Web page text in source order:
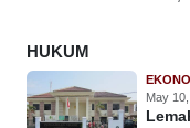
HUKUM
May